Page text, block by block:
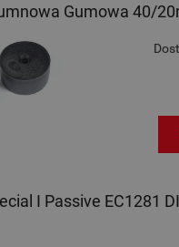
Gumowa 40/
I Passive EC1281